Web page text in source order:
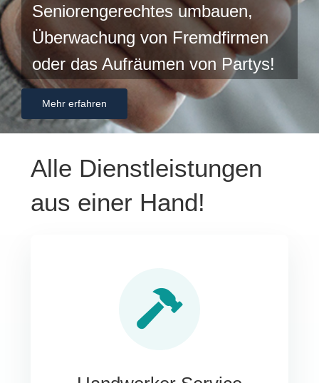
Seniorengerechtes umbauen,
Überwachung von Fremdfirmen
oder das Aufräumen von Partys!
Mehr erfahren
Alle Dienstleistungen
aus einer Hand!